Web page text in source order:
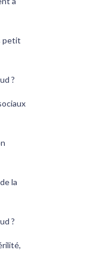
petit
?
la
?